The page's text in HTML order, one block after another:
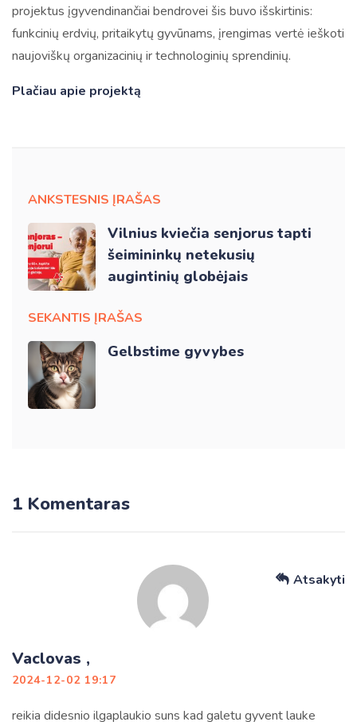
projektus įgyvendinančiai bendrovei šis buvo išskirtinis:
funkcinių erdvių, pritaikytų gyvūnams, įrengimas vertė ieškoti
naujoviškų organizacinių ir technologinių sprendinių.
Plačiau apie projektą
ANKSTESNIS ĮRAŠAS
Vilnius kviečia senjorus tapti
šeimininkų netekusių
augintinių globėjais
SEKANTIS ĮRAŠAS
Gelbstime gyvybes
1 Komentaras
Vaclovas ,
2024-12-02 19:17
reikia didesnio ilgaplaukio suns kad galetu gyvent lauke
Atsakyti